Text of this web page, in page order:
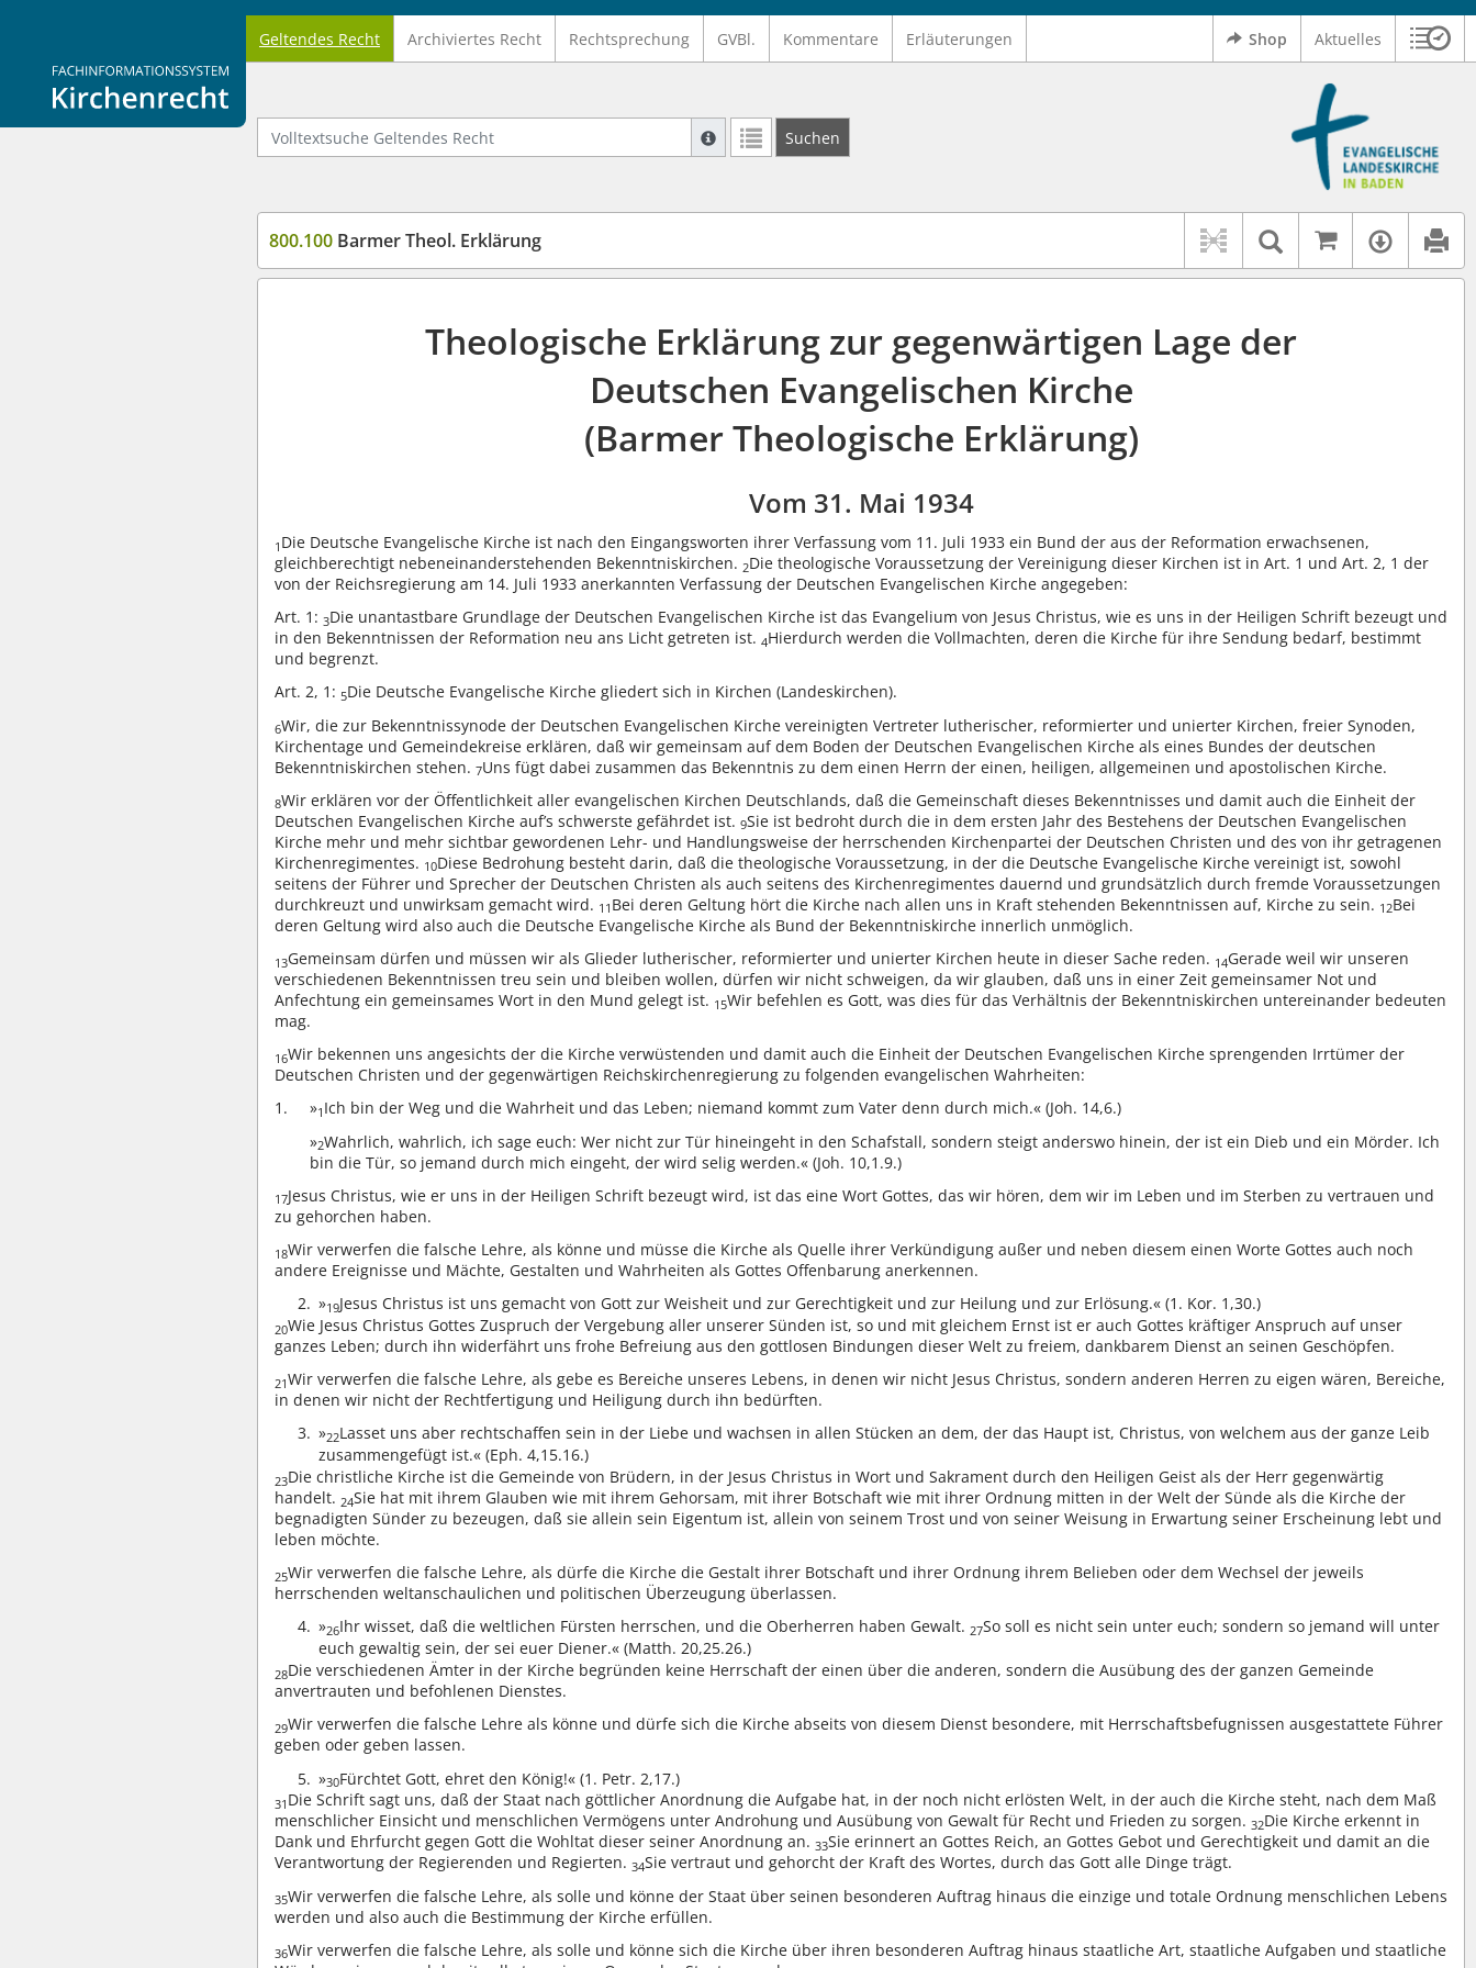
Logo Fachinformationssystem Kirchenrecht
Geltendes Recht Archiviertes Recht Rechtsprechung GVBl. Kommentare Erläuterungen Shop Aktuelles
Volltextsuche Geltendes Recht
Suche mit Platzhalter "*", Bsp. Pfarrer*, findet auch: "Pfarrerinitiative" oder "Pfarrerausschuss".
Suchen
800.100 Barmer Theol. Erklärung Textsuche im
Auf
Theologische Erklärung zur gegenwärtigen Lage der
Deutschen Evangelischen Kirche
(Barmer Theologische Erklärung)
Vom 31. Mai 1934
1 Die Deutsche Evangelische Kirche ist nach den Eingangsworten ihrer Verfassung vom 11. Juli 1933 ein Bund der aus der Reformation erwachsenen,
gleichberechtigt nebeneinanderstehenden Bekenntniskirchen. 2Die theologische Voraussetzung der Vereinigung dieser Kirchen ist in Art. 1 und Art. 2, 1 der
von der Reichsregierung am 14. Juli 1933 anerkannten Verfassung der Deutschen Evangelischen Kirche angegeben:
Art. 1: 3Die unantastbare Grundlage der Deutschen Evangelischen Kirche ist das Evangelium von Jesus Christus, wie es uns in der Heiligen Schrift bezeugt und
in den Bekenntnissen der Reformation neu ans Licht getreten ist. 4Hierdurch werden die Vollmachten, deren die Kirche für ihre Sendung bedarf, bestimmt
und begrenzt.
Art. 2, 1: 5Die Deutsche Evangelische Kirche gliedert sich in Kirchen (Landeskirchen).
6Wir, die zur Bekenntnissynode der Deutschen Evangelischen Kirche vereinigten Vertreter lutherischer, reformierter und unierter Kirchen, freier Synoden,
Kirchentage und Gemeindekreise erklären, daß wir gemeinsam auf dem Boden der Deutschen Evangelischen Kirche als eines Bundes der deutschen
Bekenntniskirchen stehen. 7Uns fügt dabei zusammen das Bekenntnis zu dem einen Herrn der einen, heiligen, allgemeinen und apostolischen Kirche.
8Wir erklären vor der Öffentlichkeit aller evangelischen Kirchen Deutschlands, daß die Gemeinschaft dieses Bekenntnisses und damit auch die Einheit der
Deutschen Evangelischen Kirche auf’s schwerste gefährdet ist. 9Sie ist bedroht durch die in dem ersten Jahr des Bestehens der Deutschen Evangelischen
Kirche mehr und mehr sichtbar gewordenen Lehr- und Handlungsweise der herrschenden Kirchenpartei der Deutschen Christen und des von ihr getragenen
Kirchenregimentes. 10Diese Bedrohung besteht darin, daß die theologische Voraussetzung, in der die Deutsche Evangelische Kirche vereinigt ist, sowohl
seitens der Führer und Sprecher der Deutschen Christen als auch seitens des Kirchenregimentes dauernd und grundsätzlich durch fremde Voraussetzungen
durchkreuzt und unwirksam gemacht wird. 11 Bei deren Geltung hört die Kirche nach allen uns in Kraft stehenden Bekenntnissen auf, Kirche zu sein. 12Bei
deren Geltung wird also auch die Deutsche Evangelische Kirche als Bund der Bekenntniskirche innerlich unmöglich.
13Gemeinsam dürfen und müssen wir als Glieder lutherischer, reformierter und unierter Kirchen heute in dieser Sache reden. 14Gerade weil wir unseren
verschiedenen Bekenntnissen treu sein und bleiben wollen, dürfen wir nicht schweigen, da wir glauben, daß uns in einer Zeit gemeinsamer Not und
Anfechtung ein gemeinsames Wort in den Mund gelegt ist. 15Wir befehlen es Gott, was dies für das Verhältnis der Bekenntniskirchen untereinander bedeuten
mag.
16Wir bekennen uns angesichts der die Kirche verwüstenden und damit auch die Einheit der Deutschen Evangelischen Kirche sprengenden Irrtümer der
Deutschen Christen und der gegenwärtigen Reichskirchenregierung zu folgenden evangelischen Wahrheiten:
»1 Ich bin der Weg und die Wahrheit und das Leben; niemand kommt zum Vater denn durch mich.« (Joh. 14,6.)
»2Wahrlich, wahrlich, ich sage euch: Wer nicht zur Tür hineingeht in den Schafstall, sondern steigt anderswo hinein, der ist ein Dieb und ein Mörder. Ich
bin die Tür, so jemand durch mich eingeht, der wird selig werden.« (Joh. 10,1.9.)
17Jesus Christus, wie er uns in der Heiligen Schrift bezeugt wird, ist das eine Wort Gottes, das wir hören, dem wir im Leben und im Sterben zu vertrauen und
zu gehorchen haben.
18Wir verwerfen die falsche Lehre, als könne und müsse die Kirche als Quelle ihrer Verkündigung außer und neben diesem einen Worte Gottes auch noch
andere Ereignisse und Mächte, Gestalten und Wahrheiten als Gottes Offenbarung anerkennen.
2. »19Jesus Christus ist uns gemacht von Gott zur Weisheit und zur Gerechtigkeit und zur Heilung und zur Erlösung.« (1. Kor. 1,30.)
20Wie Jesus Christus Gottes Zuspruch der Vergebung aller unserer Sünden ist, so und mit gleichem Ernst ist er auch Gottes kräftiger Anspruch auf unser
ganzes Leben; durch ihn widerfährt uns frohe Befreiung aus den gottlosen Bindungen dieser Welt zu freiem, dankbarem Dienst an seinen Geschöpfen.
21Wir verwerfen die falsche Lehre, als gebe es Bereiche unseres Lebens, in denen wir nicht Jesus Christus, sondern anderen Herren zu eigen wären, Bereiche,
in denen wir nicht der Rechtfertigung und Heiligung durch ihn bedürften.
3. »22Lasset uns aber rechtschaffen sein in der Liebe und wachsen in allen Stücken an dem, der das Haupt ist, Christus, von welchem aus der ganze Leib
zusammengefügt ist.« (Eph. 4,15.16.)
23Die christliche Kirche ist die Gemeinde von Brüdern, in der Jesus Christus in Wort und Sakrament durch den Heiligen Geist als der Herr gegenwärtig
handelt. 24Sie hat mit ihrem Glauben wie mit ihrem Gehorsam, mit ihrer Botschaft wie mit ihrer Ordnung mitten in der Welt der Sünde als die Kirche der
begnadigten Sünder zu bezeugen, daß sie allein sein Eigentum ist, allein von seinem Trost und von seiner Weisung in Erwartung seiner Erscheinung lebt und
leben möchte.
25Wir verwerfen die falsche Lehre, als dürfe die Kirche die Gestalt ihrer Botschaft und ihrer Ordnung ihrem Belieben oder dem Wechsel der jeweils
herrschenden weltanschaulichen und politischen Überzeugung überlassen.
4. »26Ihr wisset, daß die weltlichen Fürsten herrschen, und die Oberherren haben Gewalt. 27So soll es nicht sein unter euch; sondern so jemand will unter
euch gewaltig sein, der sei euer Diener.« (Matth. 20,25.26.)
28Die verschiedenen Ämter in der Kirche begründen keine Herrschaft der einen über die anderen, sondern die Ausübung des der ganzen Gemeinde
anvertrauten und befohlenen Dienstes.
29Wir verwerfen die falsche Lehre als könne und dürfe sich die Kirche abseits von diesem Dienst besondere, mit Herrschaftsbefugnissen ausgestattete Führer
geben oder geben lassen.
5. »30Fürchtet Gott, ehret den König!« (1. Petr. 2,17.)
31 Die Schrift sagt uns, daß der Staat nach göttlicher Anordnung die Aufgabe hat, in der noch nicht erlösten Welt, in der auch die Kirche steht, nach dem Maß
menschlicher Einsicht und menschlichen Vermögens unter Androhung und Ausübung von Gewalt für Recht und Frieden zu sorgen. 32Die Kirche erkennt in
Dank und Ehrfurcht gegen Gott die Wohltat dieser seiner Anordnung an. 33Sie erinnert an Gottes Reich, an Gottes Gebot und Gerechtigkeit und damit an die
Verantwortung der Regierenden und Regierten. 34Sie vertraut und gehorcht der Kraft des Wortes, durch das Gott alle Dinge trägt.
35Wir verwerfen die falsche Lehre, als solle und könne der Staat über seinen besonderen Auftrag hinaus die einzige und totale Ordnung menschlichen Lebens
werden und also auch die Bestimmung der Kirche erfüllen.
36Wir verwerfen die falsche Lehre, als solle und könne sich die Kirche über ihren besonderen Auftrag hinaus staatliche Art, staatliche Aufgaben und staatliche